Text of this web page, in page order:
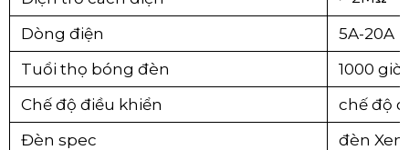
Dòng điện
5A-20A
Tuổi thọ bóng đèn
1000 giờ.
Chế độ điều khiển
chế độ
Đèn spec
đèn